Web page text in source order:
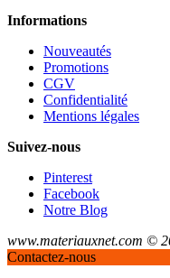
Informations
Nouveautés
Promotions
CGV
Confidentialité
Mentions légales
Suivez-nous
Pinterest
Facebook
Notre Blog
www.materiauxnet.com ©
Contactez-nous